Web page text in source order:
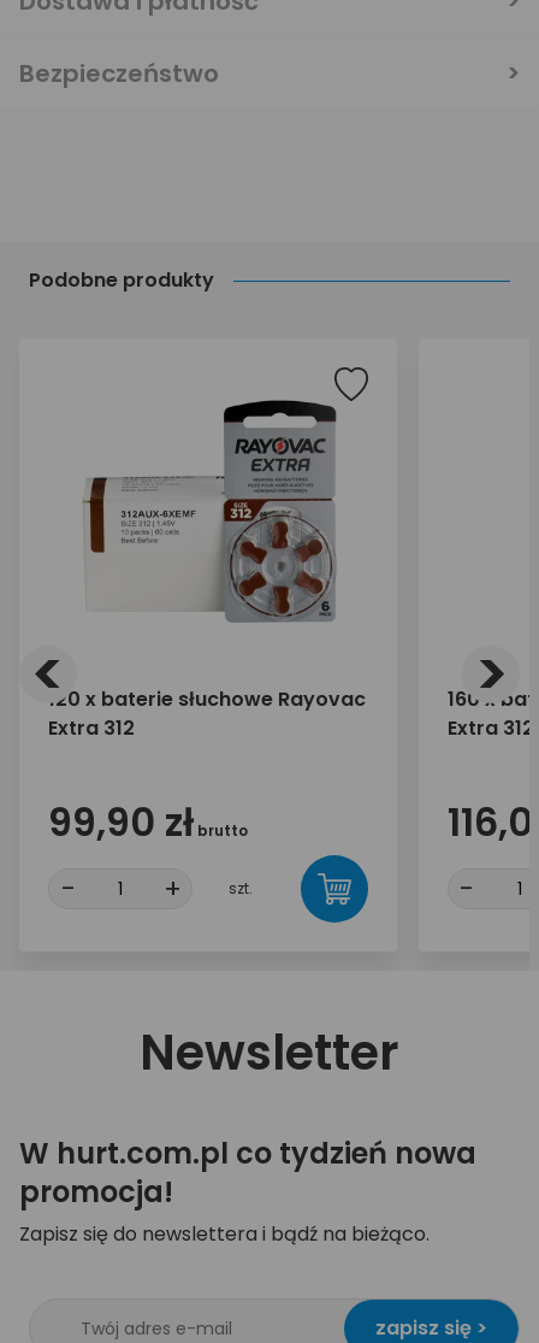
Podobne produkty
120 x baterie słuchowe Rayovac
Extra 312
99,90 zł brutto
- + szt.
160 x
Extra 312
-
< >
Bezpieczeństwo
Newsletter
W hurt.com.pl co tydzień nowa
promocja!
Zapisz się do newslettera i bądź na bieżąco.
zapisz się >